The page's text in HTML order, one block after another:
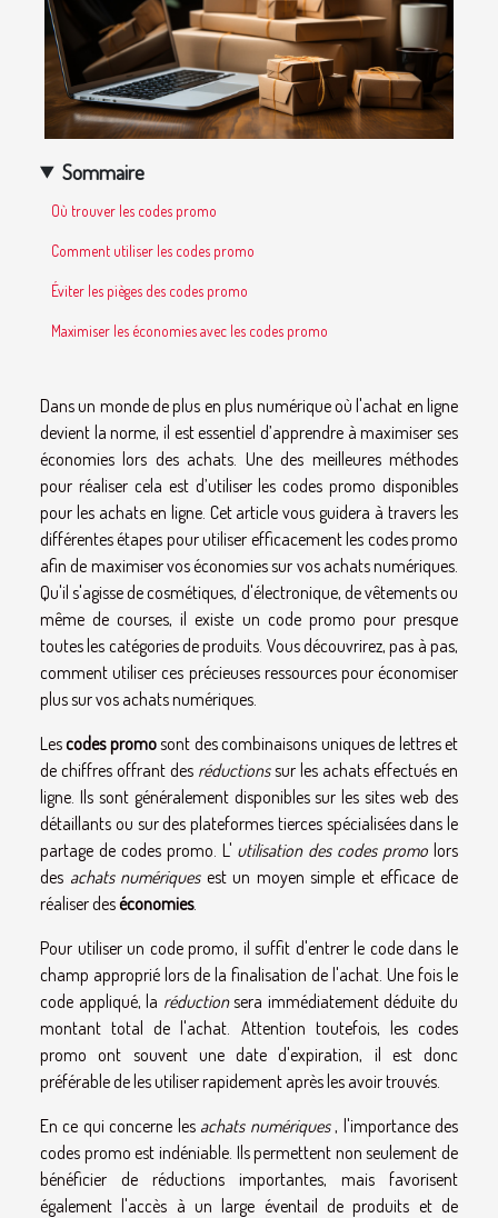
Sommaire
Où trouver les codes promo
Comment utiliser les codes promo
Éviter les pièges des codes promo
Maximiser les économies avec les codes promo
Dans un monde de plus en plus numérique où l'achat en ligne
devient la norme, il est essentiel d’apprendre à maximiser ses
économies lors des achats. Une des meilleures méthodes
pour réaliser cela est d’utiliser les codes promo disponibles
pour les achats en ligne. Cet article vous guidera à travers les
différentes étapes pour utiliser efficacement les codes promo
afin de maximiser vos économies sur vos achats numériques.
Qu'il s'agisse de cosmétiques, d'électronique, de vêtements ou
même de courses, il existe un code promo pour presque
toutes les catégories de produits. Vous découvrirez, pas à pas,
comment utiliser ces précieuses ressources pour économiser
plus sur vos achats numériques.
Lescodes promosont des combinaisons uniques de lettres et
de chiffres offrant des réductionssur les achats effectués en
ligne. Ils sont généralement disponibles sur les sites web des
détaillants ou sur des plateformes tierces spécialisées dans le
partage de codes promo. L' utilisation des codes promolors
des achats numériquesest un moyen simple et efficace de
réaliser deséconomies.
Pour utiliser un code promo, il suffit d'entrer le code dans le
champ approprié lors de la finalisation de l'achat. Une fois le
code appliqué, la réductionsera immédiatement déduite du
montant total de l'achat. Attention toutefois, les codes
promo ont souvent une date d'expiration, il est donc
préférable de les utiliser rapidement après les avoir trouvés.
En ce qui concerne les achats numériques, l'importance des
codes promo est indéniable. Ils permettent non seulement de
bénéficier de réductions importantes, mais favorisent
également l'accès à un large éventail de produits et de